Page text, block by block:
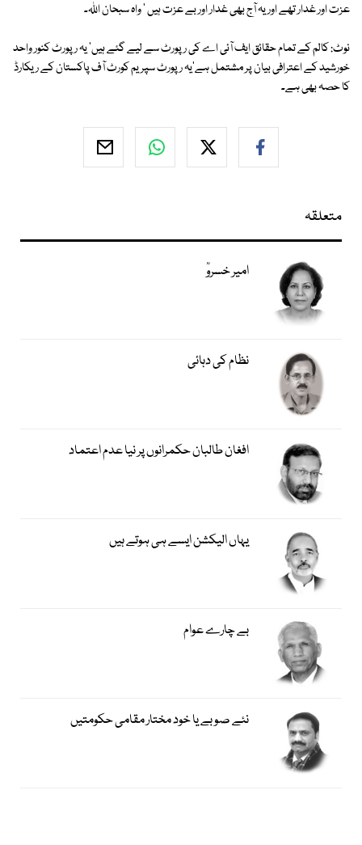
عزت اور غدار تھے اور یہ آج بھی غدار اور بے عزت ہیں ' واہ سبحان اللہ۔
نوٹ: کالم کے تمام حقائق ایف آئی اے کی رپورٹ سے لیے گئے ہیں' یہ رپورٹ کنور واحد
خورشید کے اعترافی بیان پر مشتمل ہے'یہ رپورٹ سپریم کورٹ آف پاکستان کے ریکارڈ
کا حصہ بھی ہے۔
متعلقہ
امیر خسروؒ
نظام کی دہائی
افغان طالبان حکمرانوں پر نیا عدم اعتماد
یہاں الیکشن ایسے ہی ہوتے ہیں
بے چارے عوام
نئے صوبے یا خود مختار مقامی حکومتیں